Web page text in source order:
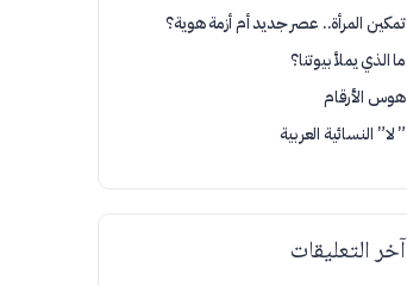
تمكين المرأة.. عصر جديد أم أزمة هوية؟
ما الذي يملأ بيوتنا؟
هوس الأرقام
” لا” النسائية العربية
آخر التعليقات